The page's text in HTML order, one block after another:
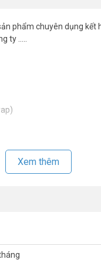
phẩm chuyên dụng kết
ty …..
Xem thêm